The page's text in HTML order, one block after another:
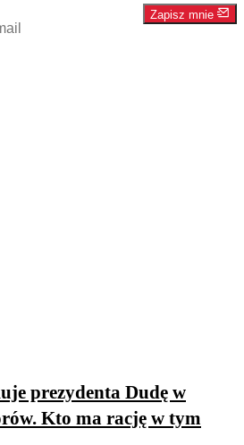
Zapisz mnie
prezydenta Dudę w
Kto ma rację w tym